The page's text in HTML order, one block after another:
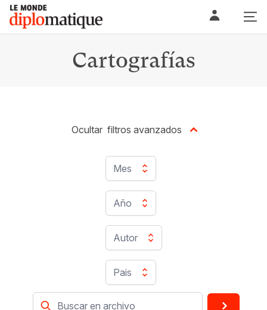
Skip
content
Le monde diplomatique
Cartografías
Mes
Año
Autor
Pais
Ocultar filtros avanzados